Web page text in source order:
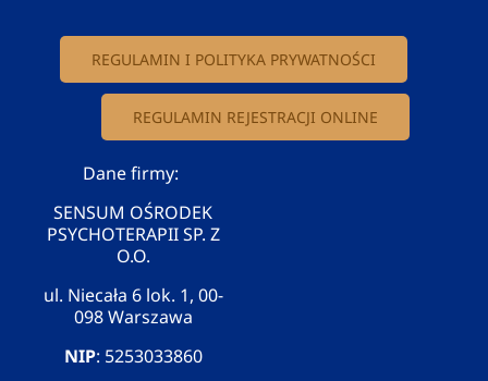
REGULAMIN I POLITYKA PRYWATNOŚCI
REGULAMIN REJESTRACJI ONLINE
Dane firmy:
SENSUM OŚRODEK
PSYCHOTERAPII SP. Z
O.O.
ul. Niecała 6 lok. 1, 00-
098 Warszawa
NIP: 5253033860